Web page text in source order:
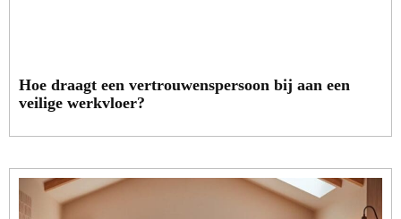
Hoe draagt een vertrouwenspersoon bij aan een
veilige werkvloer?